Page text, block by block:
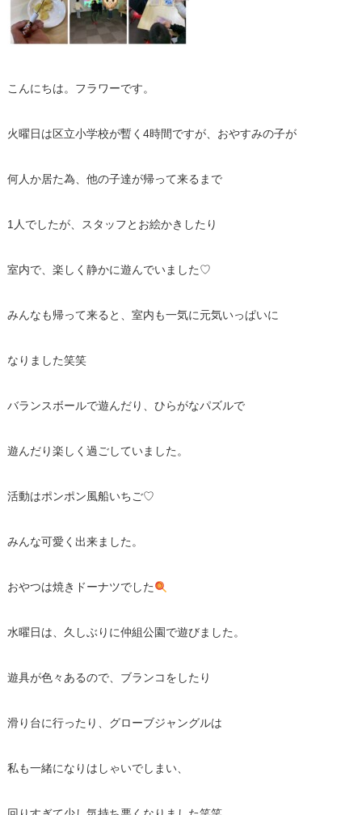
こんにちは。フラワーです。
火曜日は区立小学校が暫く4時間ですが、おやすみの子が
何人か居た為、他の子達が帰って来るまで
1人でしたが、スタッフとお絵かきしたり
室内で、楽しく静かに遊んでいました♡
みんなも帰って来ると、室内も一気に元気いっぱいに
なりました笑笑
バランスボールで遊んだり、ひらがなパズルで
遊んだり楽しく過ごしていました。
活動はポンポン風船いちご♡
みんな可愛く出来ました。
おやつは焼きドーナツでした
水曜日は、久しぶりに仲組公園で遊びました。
遊具が色々あるので、ブランコをしたり
滑り台に行ったり、グローブジャングルは
私も一緒になりはしゃいでしまい、